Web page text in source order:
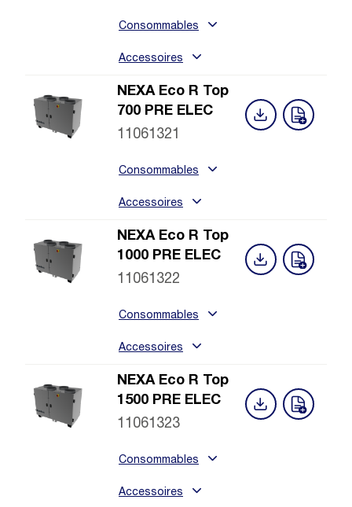
Consommables
Accessoires
NEXA Eco R Top
700 PRE ELEC
11061321
Consommables
Accessoires
NEXA Eco R Top
1000 PRE ELEC
11061322
Consommables
Accessoires
NEXA Eco R Top
1500 PRE ELEC
11061323
Consommables
Accessoires